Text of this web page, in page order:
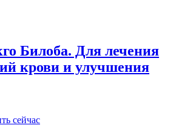
Билоба. Для лечения
крови и улучшения
сейчас